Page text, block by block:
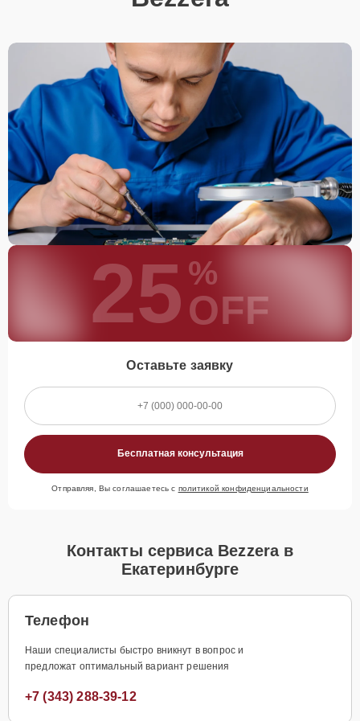
25 %
OFF
Оставьте заявку
Бесплатная консультация
Отправляя, Вы соглашаетесь с политикой конфиденциальности
Контакты сервиса Bezzera в
Екатеринбурге
Телефон
Наши специалисты быстро вникнут в вопрос и
предложат оптимальный вариант решения
+7 (343) 288-39-12